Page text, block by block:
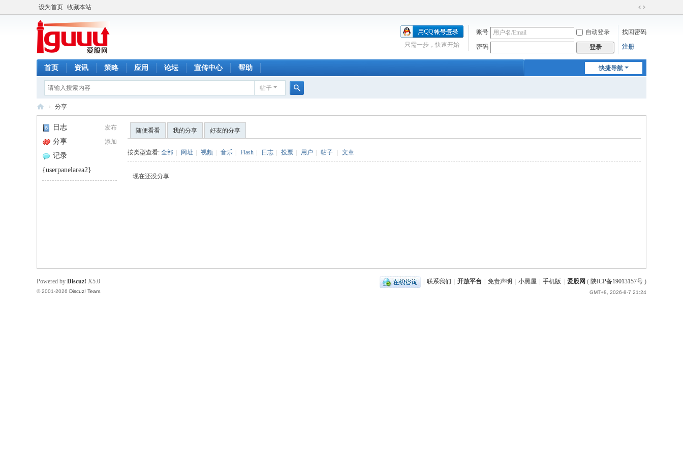
设为首页 收藏本站
切
到
账号 自动登录 找回密码
密码 登录 注册
只需一步，快速开始
快捷导航
首页 资讯 策略 应用 论坛 宣传中心 帮助
帖子
索
› 分享
发布
日志
添加
分享
记录
{userpanelarea2}
随便看看 我的分享 好友的分享
按类型查看: 全部 网址 视频 音乐 Flash 日志 投票 用户 帖子 文章
现在还没分享
联系我们 开放平台 免责声明 小黑屋 手机版 爱股网 ( 陕ICP备19013157号 )
GMT+8, 2026-8-7 21:24
Powered by Discuz! X5.0
© 2001-2026 Discuz! Team